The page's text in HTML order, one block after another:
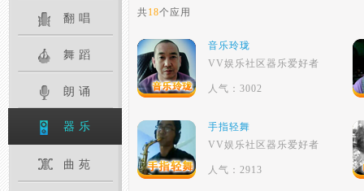
翻唱
舞蹈
朗诵
器乐
曲苑
共18个应用
音乐玲珑
VV娱乐社区器乐爱好者
人气：3002
手指轻舞
VV娱乐社区器乐爱好者
人气：2913